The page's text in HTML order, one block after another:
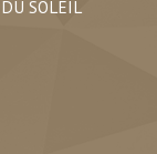
SOLEIL